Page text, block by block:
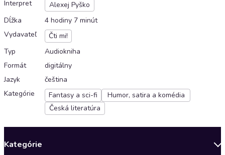
Interpret
Alexej Pyško
Dĺžka
4 hodiny 7 minút
Vydavateľ
Čti mi!
Typ
Audiokniha
Formát
digitálny
Jazyk
čeština
Kategórie
Fantasy a sci-fi
Humor, satira a komédia
Česká literatúra
Kategórie